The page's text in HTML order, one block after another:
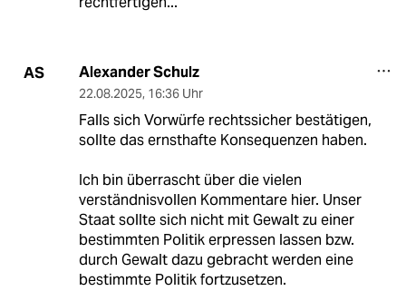
AS Alexander Schulz
22.08.2025, 16:36 Uhr
Falls sich Vorwürfe rechtssicher bestätigen,
sollte das ernsthafte Konsequenzen haben.
Ich bin überrascht über die vielen
verständnisvollen Kommentare hier. Unser
Staat sollte sich nicht mit Gewalt zu einer
bestimmten Politik erpressen lassen bzw.
durch Gewalt dazu gebracht werden eine
bestimmte Politik fortzusetzen.